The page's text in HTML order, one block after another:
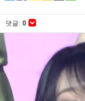
댓글: 0